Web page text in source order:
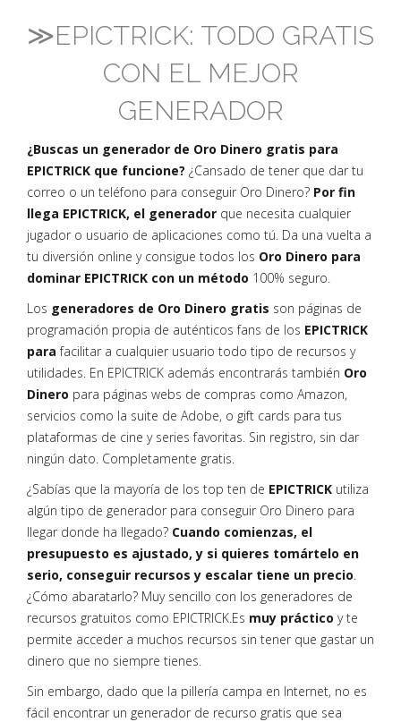
≫EPICTRICK: TODO GRATIS
CON EL MEJOR
GENERADOR
¿Buscas un generador de Oro Dinero gratis para
EPICTRICK que funcione? ¿Cansado de tener que dar tu
correo o un teléfono para conseguir Oro Dinero? Por fin
llega EPICTRICK, el generador que necesita cualquier
jugador o usuario de aplicaciones como tú. Da una vuelta a
tu diversión online y consigue todos los Oro Dinero para
dominar EPICTRICK con un método 100% seguro.
Los generadores de Oro Dinero gratis son páginas de
programación propia de auténticos fans de los EPICTRICK
para facilitar a cualquier usuario todo tipo de recursos y
utilidades. En EPICTRICK además encontrarás también Oro
Dinero para páginas webs de compras como Amazon,
servicios como la suite de Adobe, o gift cards para tus
plataformas de cine y series favoritas. Sin registro, sin dar
ningún dato. Completamente gratis.
¿Sabías que la mayoría de los top ten de EPICTRICK utiliza
algún tipo de generador para conseguir Oro Dinero para
llegar donde ha llegado? Cuando comienzas, el
presupuesto es ajustado, y si quieres tomártelo en
serio, conseguir recursos y escalar tiene un precio.
¿Cómo abaratarlo? Muy sencillo con los generadores de
recursos gratuitos como EPICTRICK.Es muy práctico y te
permite acceder a muchos recursos sin tener que gastar un
dinero que no siempre tienes.
Sin embargo, dado que la pillería campa en Internet, no es
fácil encontrar un generador de recurso gratis que sea